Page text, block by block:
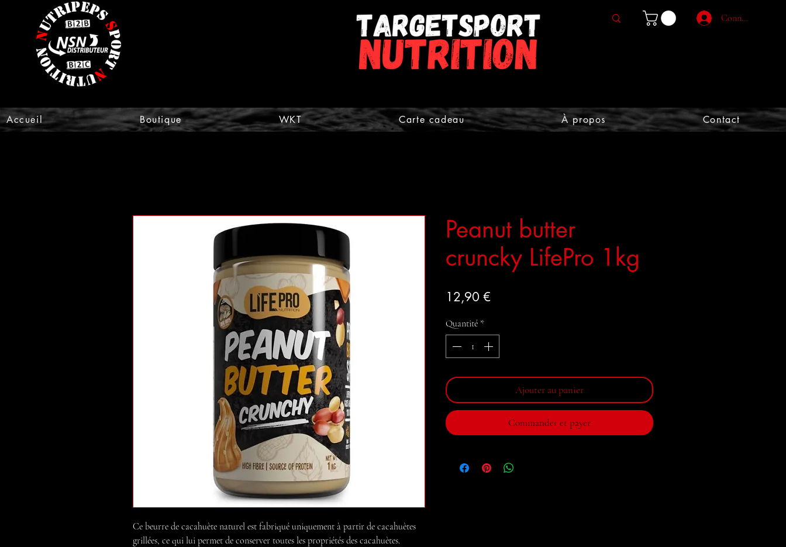
Connexion
Accueil Boutique WKT Carte cadeau À propos Contact
Ce beurre de cacahuète naturel est fabriqué uniquement à partir de cacahuètes
grillées, ce qui lui permet de conserver toutes les propriétés des cacahuètes.
Peanut butter
cruncky LifePro 1kg
12,90 €Prix
Quantité *
Ajouter au panier
Commander et payer